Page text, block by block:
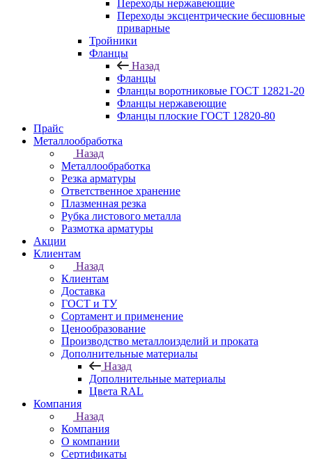
Переходы нержавеющие
Переходы эксцентрические бесшовные
приварные
Тройники
Фланцы
Назад
Фланцы
Фланцы воротниковые ГОСТ 12821-20
Фланцы нержавеющие
Фланцы плоские ГОСТ 12820-80
Прайс
Металлообработка
Назад
Металлообработка
Резка арматуры
Ответственное хранение
Плазменная резка
Рубка листового металла
Размотка арматуры
Акции
Клиентам
Назад
Клиентам
Доставка
ГОСТ и ТУ
Сортамент и применение
Ценообразование
Производство металлоизделий и проката
Дополнительные материалы
Назад
Дополнительные материалы
Цвета RAL
Компания
Назад
Компания
О компании
Сертификаты